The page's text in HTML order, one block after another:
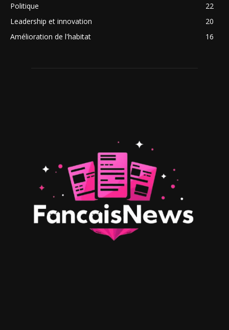
Politique
22
Leadership et innovation
20
Amélioration de l'habitat
16